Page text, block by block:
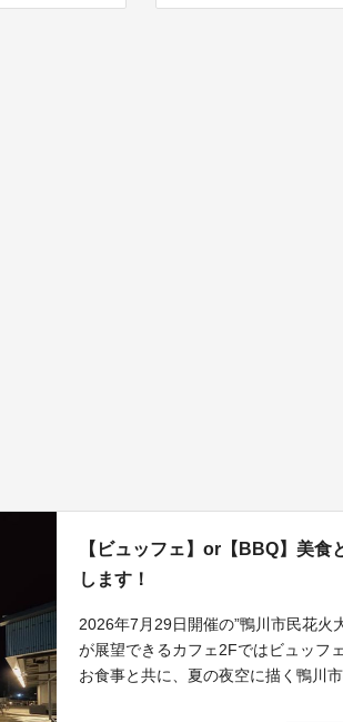
【ビュッフェ】or【BBQ】美
します！
2026年7月29日開催の”鴨川市民花火
が展望できるカフェ2Fではビュッフ
お食事と共に、夏の夜空に描く鴨川